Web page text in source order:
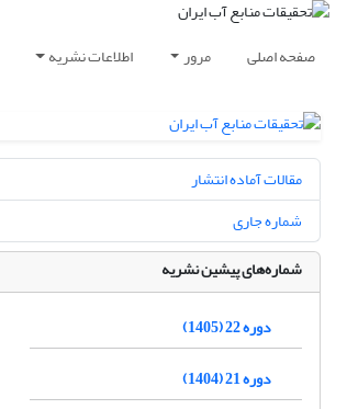
صفحه اصلی مرور اطلاعات نشریه
مقالات آماده انتشار
شماره جاری
شماره‌های پیشین نشریه
دوره 22 (1405)
دوره 21 (1404)